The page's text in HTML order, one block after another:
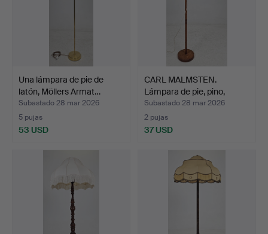
Una lámpara de pie de
latón, Möllers Armat…
Subastado 28 mar 2026
5 pujas
53 USD
CARL MALMSTEN.
Lámpara de pie, pino,
«Stak…
Subastado 28 mar 2026
2 pujas
37 USD